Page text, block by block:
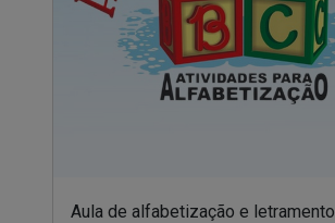
Aula de alfabetização e letramento